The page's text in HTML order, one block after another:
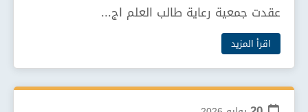
عقدت جمعية رعاية طالب العلم اج...
اقرأ المزيد